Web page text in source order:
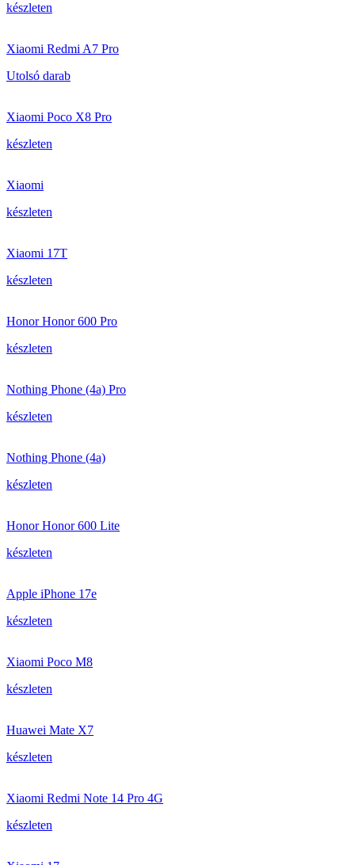
készleten
Xiaomi Redmi A7 Pro
Utolsó darab
Xiaomi Poco X8 Pro
készleten
Xiaomi
készleten
Xiaomi 17T
készleten
Honor Honor 600 Pro
készleten
Nothing Phone (4a) Pro
készleten
Nothing Phone (4a)
készleten
Honor Honor 600 Lite
készleten
Apple iPhone 17e
készleten
Xiaomi Poco M8
készleten
Huawei Mate X7
készleten
Xiaomi Redmi Note 14 Pro 4G
készleten